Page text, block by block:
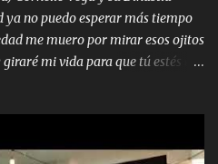
no puedo esperar más tiempo
me muero por mirar esos ojitos
mi vida para que tú estés en
amor ❤️ Música Mil y un besos